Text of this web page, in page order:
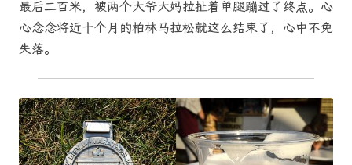
最后二百米，被两个大爷大妈拉扯着单腿蹦过了终点。心
心念念将近十个月的柏林马拉松就这么结束了，心中不免
失落。